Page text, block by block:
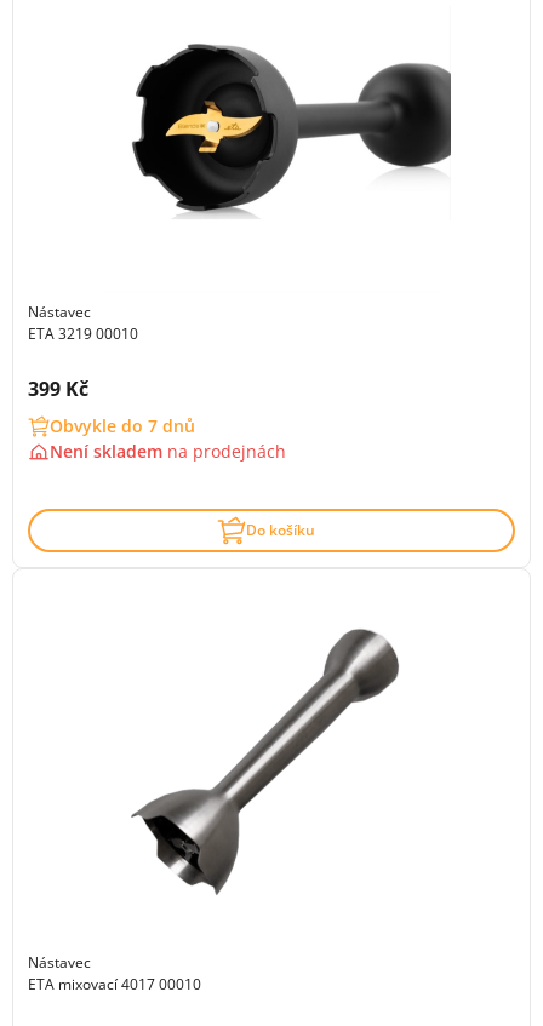
Nástavec
ETA 3219 00010
Cena s DPH:
399 Kč
Obvykle do 7 dnů
Není skladem na prodejnách
Do košíku
Nástavec
ETA mixovací 4017 00010